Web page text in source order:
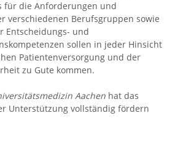
für die Anforderungen und
verschiedenen Berufsgruppen sowie
Entscheidungs- und
sollen in jeder Hinsicht
Patientenversorgung und der
zu Gute kommen.
Aachenhat das
Unterstützung vollständig fördern